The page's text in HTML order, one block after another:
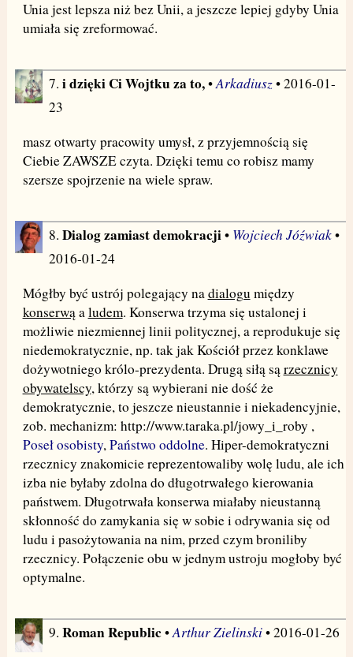
Unia jest lepsza niż bez Unii, a jeszcze lepiej gdyby Unia
umiała się zreformować.
7. i dzięki Ci Wojtku za to,•Arkadiusz• 2016-01-
23
masz otwarty pracowity umysł, z przyjemnością się
Ciebie ZAWSZE czyta. Dzięki temu co robisz mamy
szersze spojrzenie na wiele spraw.
8. Dialog zamiast demokracji• Wojciech Jóźwiak•
2016-01-24
Mógłby być ustrój polegający nadialogu między
konserwąaludem. Konserwa trzyma się ustalonej i
możliwie niezmiennej linii politycznej, a reprodukuje się
niedemokratycznie, np. tak jak Kościół przez konklawe
dożywotniego królo-prezydenta. Drugą siłą sąrzecznicy
obywatelscy, którzy są wybierani nie dość że
demokratycznie, to jeszcze nieustannie i niekadencyjnie,
zob. mechanizm: http://www.taraka.pl/jowy_i_roby ,
Poseł osobisty,Państwo oddolne. Hiper-demokratyczni
rzecznicy znakomicie reprezentowaliby wolę ludu, ale ich
izba nie byłaby zdolna do długotrwałego kierowania
państwem. Długotrwała konserwa miałaby nieustanną
skłonność do zamykania się w sobie i odrywania się od
ludu i pasożytowania na nim, przed czym broniliby
rzecznicy. Połączenie obu w jednym ustroju mogłoby być
optymalne.
9. Roman Republic•Arthur Zielinski• 2016-01-26